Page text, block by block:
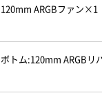
120mm ARGBファン×1
ボトム:120mm ARGB